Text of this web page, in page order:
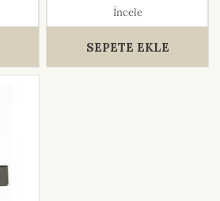
İncele
SEPETE EKLE